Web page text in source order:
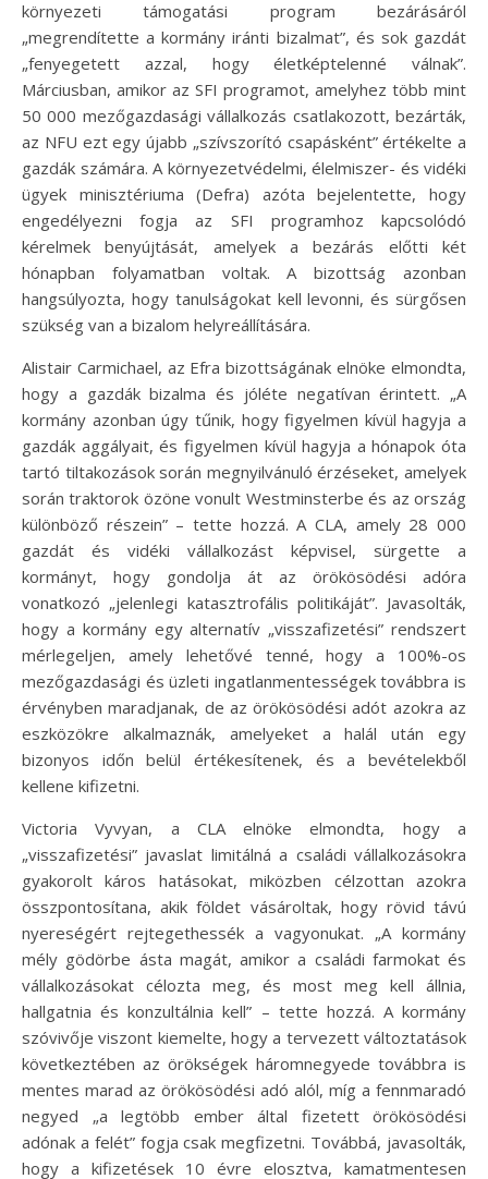
környezeti támogatási program bezárásáról
„megrendítette a kormány iránti bizalmat”, és sok gazdát
„fenyegetett azzal, hogy életképtelenné válnak”.
Márciusban, amikor az SFI programot, amelyhez több mint
50 000 mezőgazdasági vállalkozás csatlakozott, bezárták,
az NFU ezt egy újabb „szívszorító csapásként” értékelte a
gazdák számára. A környezetvédelmi, élelmiszer- és vidéki
ügyek minisztériuma (Defra) azóta bejelentette, hogy
engedélyezni fogja az SFI programhoz kapcsolódó
kérelmek benyújtását, amelyek a bezárás előtti két
hónapban folyamatban voltak. A bizottság azonban
hangsúlyozta, hogy tanulságokat kell levonni, és sürgősen
szükség van a bizalom helyreállítására.
Alistair Carmichael, az Efra bizottságának elnöke elmondta,
hogy a gazdák bizalma és jóléte negatívan érintett. „A
kormány azonban úgy tűnik, hogy figyelmen kívül hagyja a
gazdák aggályait, és figyelmen kívül hagyja a hónapok óta
tartó tiltakozások során megnyilvánuló érzéseket, amelyek
során traktorok özöne vonult Westminsterbe és az ország
különböző részein” – tette hozzá. A CLA, amely 28 000
gazdát és vidéki vállalkozást képvisel, sürgette a
kormányt, hogy gondolja át az örökösödési adóra
vonatkozó „jelenlegi katasztrofális politikáját”. Javasolták,
hogy a kormány egy alternatív „visszafizetési” rendszert
mérlegeljen, amely lehetővé tenné, hogy a 100%-os
mezőgazdasági és üzleti ingatlanmentességek továbbra is
érvényben maradjanak, de az örökösödési adót azokra az
eszközökre alkalmaznák, amelyeket a halál után egy
bizonyos időn belül értékesítenek, és a bevételekből
kellene kifizetni.
Victoria Vyvyan, a CLA elnöke elmondta, hogy a
„visszafizetési” javaslat limitálná a családi vállalkozásokra
gyakorolt káros hatásokat, miközben célzottan azokra
összpontosítana, akik földet vásároltak, hogy rövid távú
nyereségért rejtegethessék a vagyonukat. „A kormány
mély gödörbe ásta magát, amikor a családi farmokat és
vállalkozásokat célozta meg, és most meg kell állnia,
hallgatnia és konzultálnia kell” – tette hozzá. A kormány
szóvivője viszont kiemelte, hogy a tervezett változtatások
következtében az örökségek háromnegyede továbbra is
mentes marad az örökösödési adó alól, míg a fennmaradó
negyed „a legtöbb ember által fizetett örökösödési
adónak a felét” fogja csak megfizetni. Továbbá, javasolták,
hogy a kifizetések 10 évre elosztva, kamatmentesen